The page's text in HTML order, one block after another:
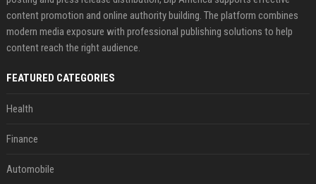
content promotion and online authority building. The platform combines
modern media exposure with professional publishing solutions to help
content reach the right audience.
FEATURED CATEGORIES
Health
Finance
Automobile